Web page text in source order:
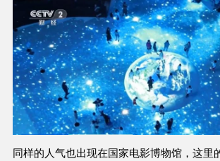
同样的人气也出现在国家电影博物馆，这里